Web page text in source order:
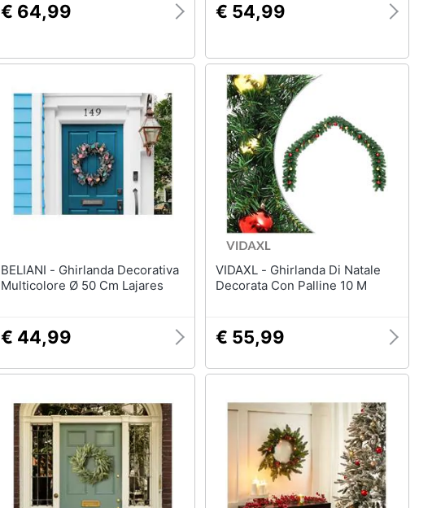
€ 64,99 € 54,99
BELIANI - Ghirlanda Decorativa
Multicolore Ø 50 Cm Lajares
€ 44,99
VIDAXL - Ghirlanda Di Natale
Decorata Con Palline 10 M
€ 55,99